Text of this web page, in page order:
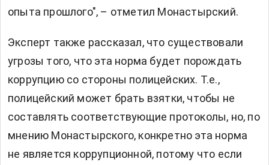
опыта прошлого", – отметил Монастырский.
Эксперт также рассказал, что существовали
угрозы того, что эта норма будет порождать
коррупцию со стороны полицейских. Т.е.,
полицейский может брать взятки, чтобы не
составлять соответствующие протоколы, но, по
мнению Монастырского, конкретно эта норма
не является коррупционной, потому что если